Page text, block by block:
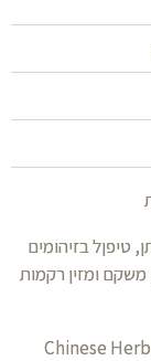
טיפןל בזיהומים
ומזין רקמות
Chinese